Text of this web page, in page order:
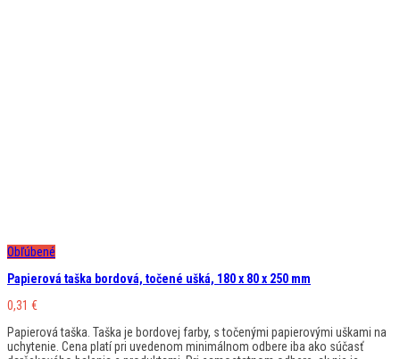
Obľúbené
Papierová taška bordová, točené ušká, 180 x 80 x 250 mm
0,31 €
Papierová taška. Taška je bordovej farby, s točenými papierovými uškami na
uchytenie. Cena platí pri uvedenom minimálnom odbere iba ako súčasť